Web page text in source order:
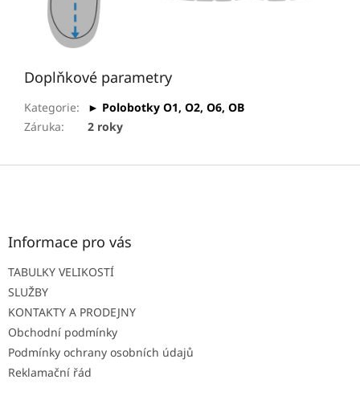
Doplňkové parametry
Kategorie:
► Polobotky O1, O2, O6, OB
Záruka: 2 roky
Z
Informace pro vás
TABULKY VELIKOSTÍ
SLUŽBY
KONTAKTY A PRODEJNY
Obchodní podmínky
Podmínky ochrany osobních údajů
Reklamační řád